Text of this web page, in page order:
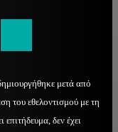
μετά από
του εθελοντισμού με τη
δεν έχει